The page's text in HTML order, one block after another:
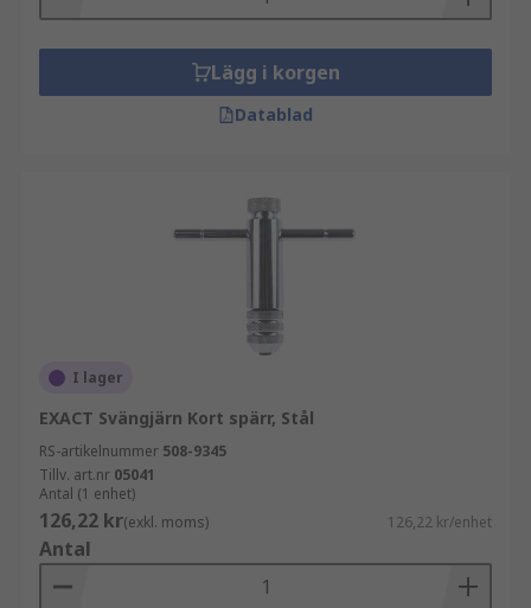
Lägg i korgen
Datablad
I lager
EXACT Svängjärn Kort spärr, Stål
RS-artikelnummer 508-9345
Tillv. art.nr 05041
Antal (1 enhet)
126,22 kr(exkl. moms) 126,22 kr/enhet
Antal